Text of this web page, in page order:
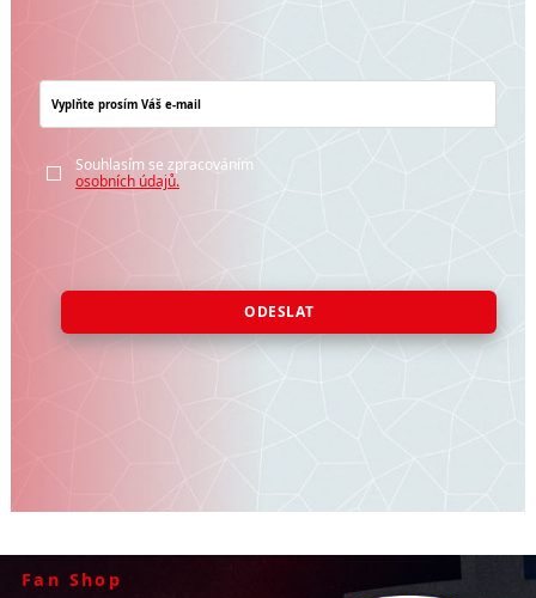
Souhlasím se zpracováním
osobních údajů.
ODESLAT
Fan Shop